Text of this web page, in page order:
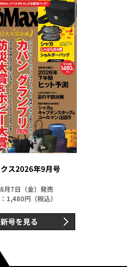
ス2026年9月号
月7日（金）発売
1,480円（税込）
号を見る